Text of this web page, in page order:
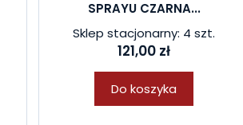
SPRAYU CZARNA...
Sklep stacjonarny: 4 szt.
121,00 zł
Do koszyka